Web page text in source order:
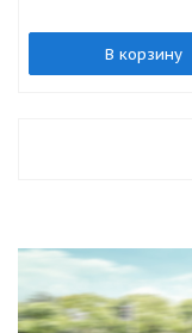
В корзину